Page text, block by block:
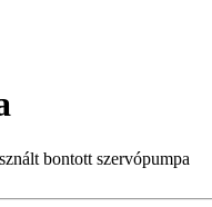
bontott szervópumpa